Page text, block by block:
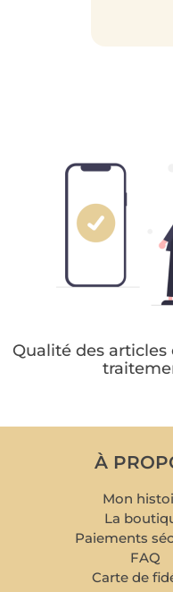
Qualité des
À
Mon
La
Paiements
FAQ
Carte de